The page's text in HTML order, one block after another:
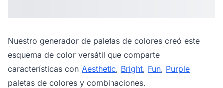
Nuestro generador de paletas de colores creó este
esquema de color versátil que comparte
características con Aesthetic, Bright, Fun, Purple
paletas de colores y combinaciones.